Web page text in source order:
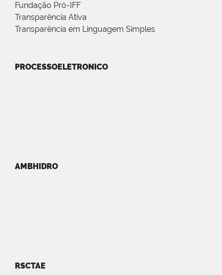
Fundação Pró-IFF
Transparência Ativa
Transparência em Linguagem Simples
PROCESSOELETRONICO
AMBHIDRO
RSCTAE